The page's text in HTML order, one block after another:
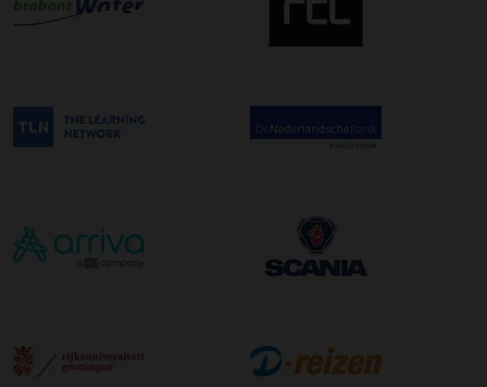
afleveradres ongeacht het aantal pallets.